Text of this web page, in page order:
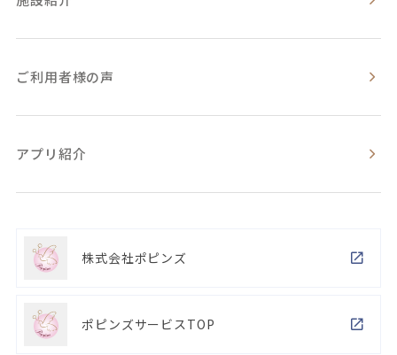
ご利用者様の声
アプリ紹介
株式会社ポピンズ
ポピンズサービスTOP